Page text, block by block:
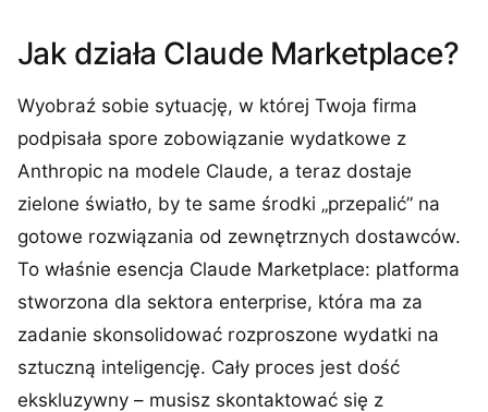
Jak działa Claude Marketplace?
Wyobraź sobie sytuację, w której Twoja firma
podpisała spore zobowiązanie wydatkowe z
Anthropic na modele Claude, a teraz dostaje
zielone światło, by te same środki „przepalić” na
gotowe rozwiązania od zewnętrznych dostawców.
To właśnie esencja Claude Marketplace: platforma
stworzona dla sektora enterprise, która ma za
zadanie skonsolidować rozproszone wydatki na
sztuczną inteligencję. Cały proces jest dość
ekskluzywny – musisz skontaktować się z